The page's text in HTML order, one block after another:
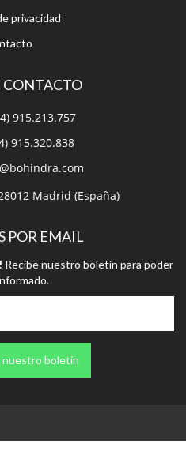
privacidad
CONTACTO
915.213.757
915.320.838
Madrid (España)
POR EMAIL
Recibe nuestro boletín para poder
nuestro boletín